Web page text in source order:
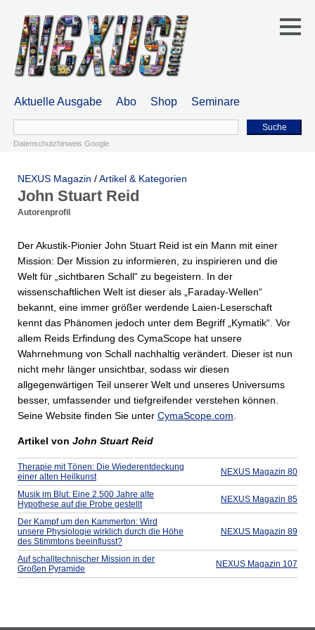
Aktuelle Ausgabe Abo Shop Seminare
Suche
Datenschutzhinweis Google
NEXUS Magazin /Artikel & Kategorien
John Stuart Reid
Autorenprofil
Der Akustik-Pionier John Stuart Reid ist ein Mann mit einer
Mission: Der Mission zu informieren, zu inspirieren und die
Welt für „sichtbaren Schall“ zu begeistern. In der
wissenschaftlichen Welt ist dieser als „Faraday-Wellen“
bekannt, eine immer größer werdende Laien-Leserschaft
kennt das Phänomen jedoch unter dem Begriff „Kymatik“. Vor
allem Reids Erfindung des CymaScope hat unsere
Wahrnehmung von Schall nachhaltig verändert. Dieser ist nun
nicht mehr länger unsichtbar, sodass wir diesen
allgegenwärtigen Teil unserer Welt und unseres Universums
besser, umfassender und tiefgreifender verstehen können.
Seine Website finden Sie unter CymaScope.com
Artikel von John Stuart Reid
Therapie mit Tönen: Die Wiederentdeckung
einer alten Heilkunst
NEXUS Magazin 80
Musik im Blut: Eine 2.500 Jahre alte
Hypothese auf die Probe gestellt
NEXUS Magazin 85
Der Kampf um den Kammerton: Wird
unsere Physiologie wirklich durch die Höhe
des Stimmtons beeinflusst?
NEXUS Magazin 89
Auf schalltechnischer Mission in der
Großen Pyramide
NEXUS Magazin 107